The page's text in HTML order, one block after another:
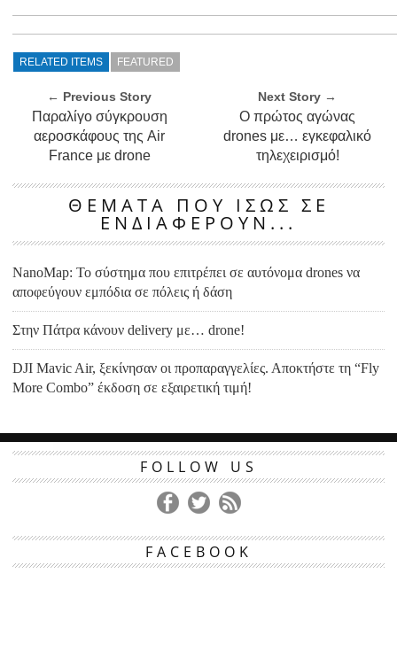
RELATED ITEMS FEATURED
← Previous Story
Παραλίγο σύγκρουση
αεροσκάφους της Air
France με drone
Next Story →
O πρώτος αγώνας
drones με… εγκεφαλικό
τηλεχειρισμό!
ΘΕΜΑΤΑ ΠΟΥ ΙΣΩΣ ΣΕ
ΕΝΔΙΑΦΕΡΟΥΝ...
NanoMap: Το σύστημα που επιτρέπει σε αυτόνομα drones να
αποφεύγουν εμπόδια σε πόλεις ή δάση
Στην Πάτρα κάνουν delivery με… drone!
DJI Mavic Air, ξεκίνησαν οι προπαραγγελίες. Αποκτήστε τη “Fly
More Combo” έκδοση σε εξαιρετική τιμή!
FOLLOW US
FACEBOOK